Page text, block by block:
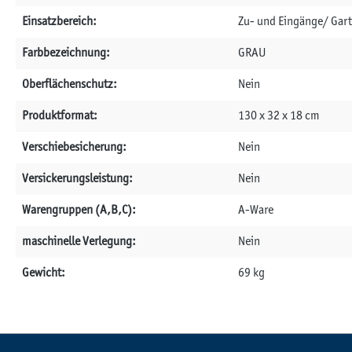
Einsatzbereich: Zu- und Eingänge/
Farbbezeichnung: GRAU
Oberflächenschutz: Nein
Produktformat: 130 x 32 x 18 cm
Verschiebesicherung: Nein
Versickerungsleistung: Nein
Warengruppen (A,B,C): A-Ware
maschinelle Verlegung: Nein
Gewicht: 69 kg